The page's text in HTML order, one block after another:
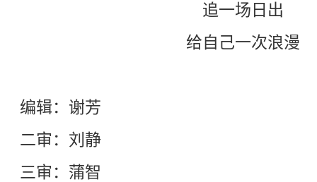
追一场日出
给自己一次浪漫
编辑：谢芳
二审：刘静
三审：蒲智